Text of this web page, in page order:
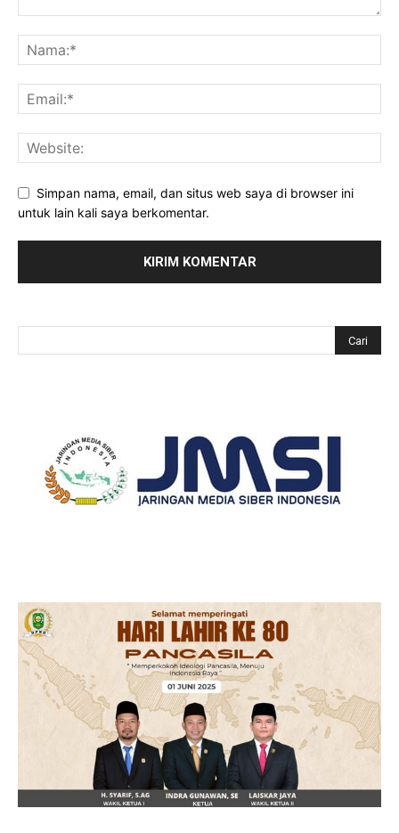
Simpan nama, email, dan situs web saya di browser ini
untuk lain kali saya berkomentar.